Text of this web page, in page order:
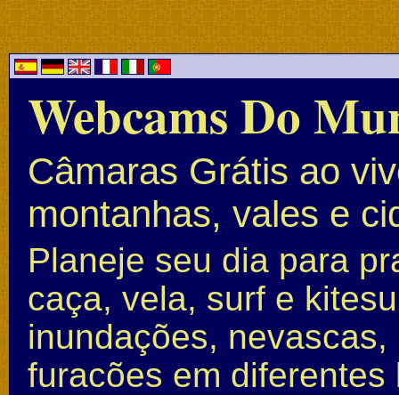
Webcams Do
Câmaras Grátis ao
montanhas, vales e
Planeje seu dia para
caça, vela, surf e
inundações,
furacões em